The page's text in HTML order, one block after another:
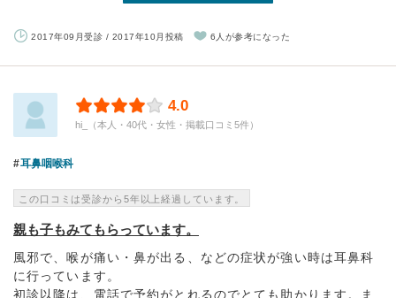
2017年09月受診 / 2017年10月投稿 6人が参考になった
4.0
hi_（本人・40代・女性・掲載口コミ5件）
耳鼻咽喉科
この口コミは受診から5年以上経過しています。
親も子もみてもらっています。
風邪で、喉が痛い・鼻が出る、などの症状が強い時は耳鼻科
に行っています。
初診以降は、電話で予約がとれるのでとても助かります。ま